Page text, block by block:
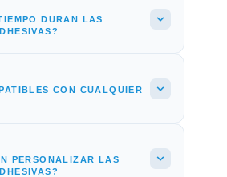
DURAN LAS
en entornos adversos, mientras que
CON CUALQUIER
de transferencia térmica o de
PERSONALIZAR LAS